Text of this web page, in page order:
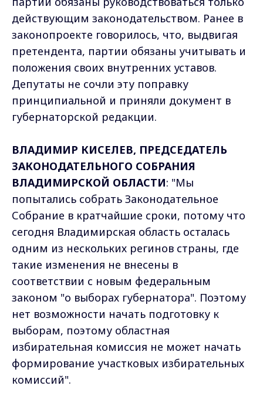
действующим законодательством. Ранее в
законопроекте говорилось, что, выдвигая
претендента, партии обязаны учитывать и
положения своих внутренних уставов.
Депутаты не сочли эту поправку
принципиальной и приняли документ в
губернаторской редакции.
ВЛАДИМИР КИСЕЛЕВ, ПРЕДСЕДАТЕЛЬ
ЗАКОНОДАТЕЛЬНОГО СОБРАНИЯ
ВЛАДИМИРСКОЙ ОБЛАСТИ: "Мы
попытались собрать Законодательное
Собрание в кратчайшие сроки, потому что
сегодня Владимирская область осталась
одним из нескольких регинов страны, где
такие изменения не внесены в
соответствии с новым федеральным
законом "о выборах губернатора". Поэтому
нет возможности начать подготовку к
выборам, поэтому областная
избирательная комиссия не может начать
формирование участковых избирательных
комиссий".